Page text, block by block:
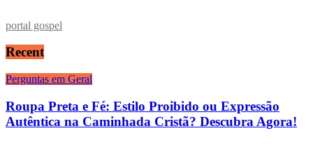
portal gospel
Recent
Perguntas em Geral
Roupa Preta e Fé: Estilo Proibido ou Expressão
Autêntica na Caminhada Cristã? Descubra Agora!